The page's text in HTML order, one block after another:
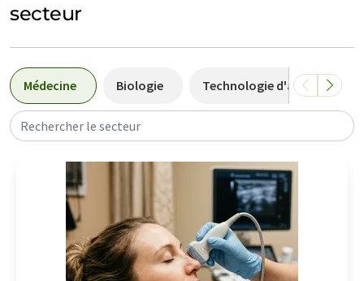
secteur
Médecine Biologie Technologie d'analyse en
Rechercher le secteur